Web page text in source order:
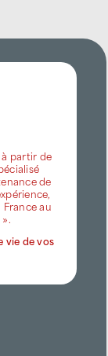
partir de
de
au
vie de vos